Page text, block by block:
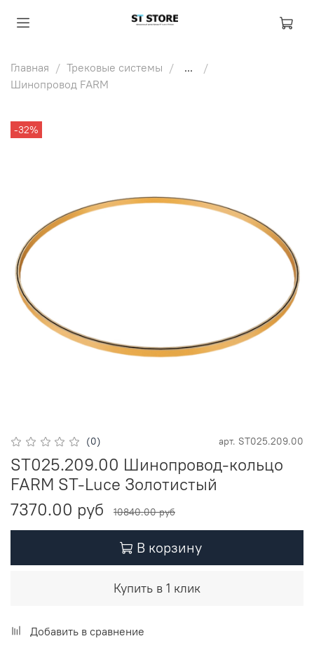
Главная Трековые системы
...
Шинопровод FARM
-32%
(0) арт. ST025.209.00
ST025.209.00 Шинопровод-кольцо
FARM ST-Luce Золотистый
7370.00 руб
10840.00 руб
В корзину
Купить в 1 клик
Добавить в сравнение